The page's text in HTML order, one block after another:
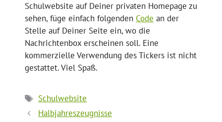
Schulwebsite auf Deiner privaten Homepage zu
sehen, füge einfach folgenden Code an der
Stelle auf Deiner Seite ein, wo die
Nachrichtenbox erscheinen soll. Eine
kommerzielle Verwendung des Tickers ist nicht
gestattet. Viel Spaß.
Schlagwörter
Schulwebsite
Halbjahreszeugnisse